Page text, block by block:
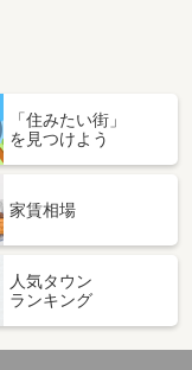
「住みたい街」
を見つけよう
家賃相場
人気タウン
ランキング